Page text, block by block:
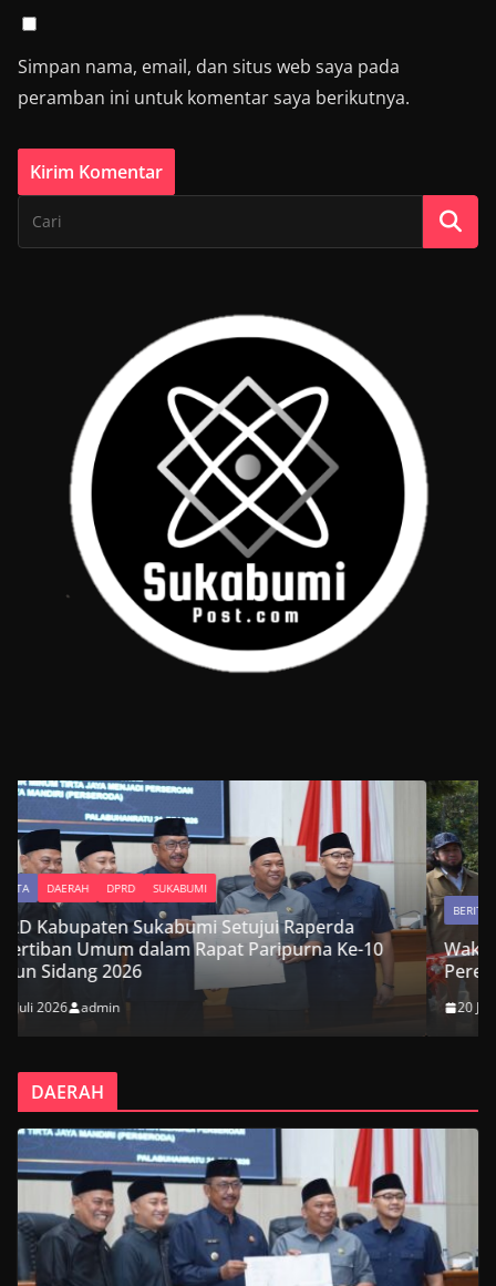
Simpan nama, email, dan situs web saya pada
peramban ini untuk komentar saya berikutnya.
10
BERITA DAERAH DPRD SUKABUMI
Wakil Ketua DPRD Kabupaten Sukabumi Hadiri
Peresmian Jembatan Garuda Suci di Cikembar
20 Juli 2026
DAERAH